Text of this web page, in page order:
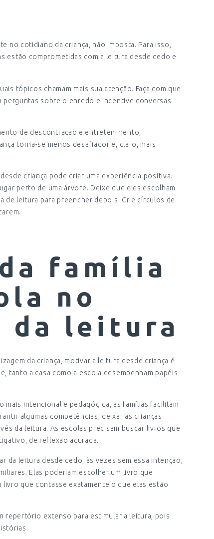
no cotidiano da criança, não imposta. Para isso,
estão comprometidas com a leitura desde cedo e
tópicos chamam mais sua atenção. Faça com que
perguntas sobre o enredo e incentive conversas
de descontração e entretenimento,
torna-se menos desafiador e, claro, mais
criança pode criar uma experiência positiva.
perto de uma árvore. Deixe que eles escolham
de leitura para preencher depois. Crie círculos de
família
no
da leitura
da criança, motivar a leitura desde criança é
tanto a casa como a escola desempenham papéis
mais intencional e pedagógica, as famílias facilitam
algumas competências, deixar as crianças
da leitura. As escolas precisam buscar livros que
de reflexão acurada.
da leitura desde cedo, às vezes sem essa intenção,
Elas poderiam escolher um livro que
livro que contasse exatamente o que elas estão
repertório extenso para estimular a leitura, pois